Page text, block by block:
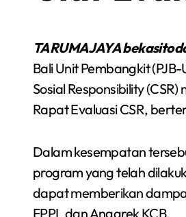
TARUMAJAYA
Bali Unit Pembangkit
Sosial Responsibility
Rapat Evaluasi CSR,
Dalam kesempatan
program yang telah
dapat memberikan
FPPL dan Anggrek KCB.
Berita Olah